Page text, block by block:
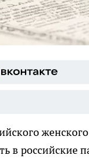
в российские